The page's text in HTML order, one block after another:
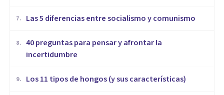
7. Las 5 diferencias entre socialismo y comunismo
8. 40 preguntas para pensar y afrontar la
incertidumbre
9. Los 11 tipos de hongos (y sus características)